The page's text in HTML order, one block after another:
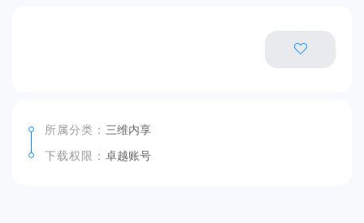
所属分类： 三维内享
下载权限：卓越账号